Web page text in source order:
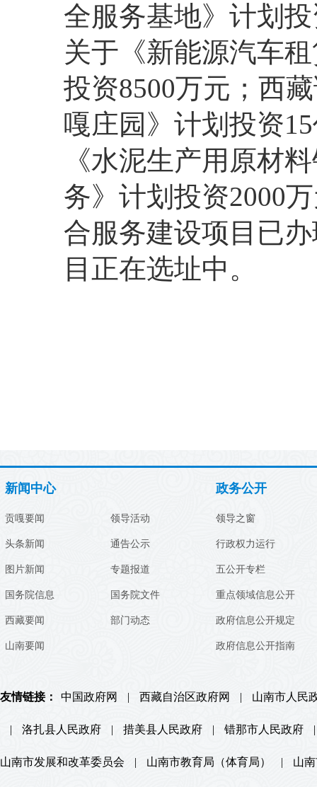
全服务基地》计划
关于《新能源汽车
投资8500万元；西
嘎庄园》计划投资
《水泥生产用原材
务》计划投资2000
合服务建设项目已
目正在选址中。
新闻中心
贡嘎要闻
头条新闻
图片新闻
国务院信息
西藏要闻
山南要闻
领导活动
通告公示
专题报道
国务院文件
部门动态
政务公开
领导之窗
行政权力运行
五公开专栏
重点领域信息公开
政府信息公开规定
政府信息公开指南
友情链接： 中国政府网 | 西藏自治区政府网 | 山南市人民
| 洛扎县人民政府 | 措美县人民政府 | 错那市人民政府 |
山南市发展和改革委员会 | 山南市教育局（体育局） | 山